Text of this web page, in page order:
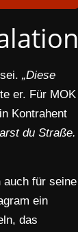
„Diese
er. Für MOK
Kontrahent
du Straße.
auch für seine
ein
das